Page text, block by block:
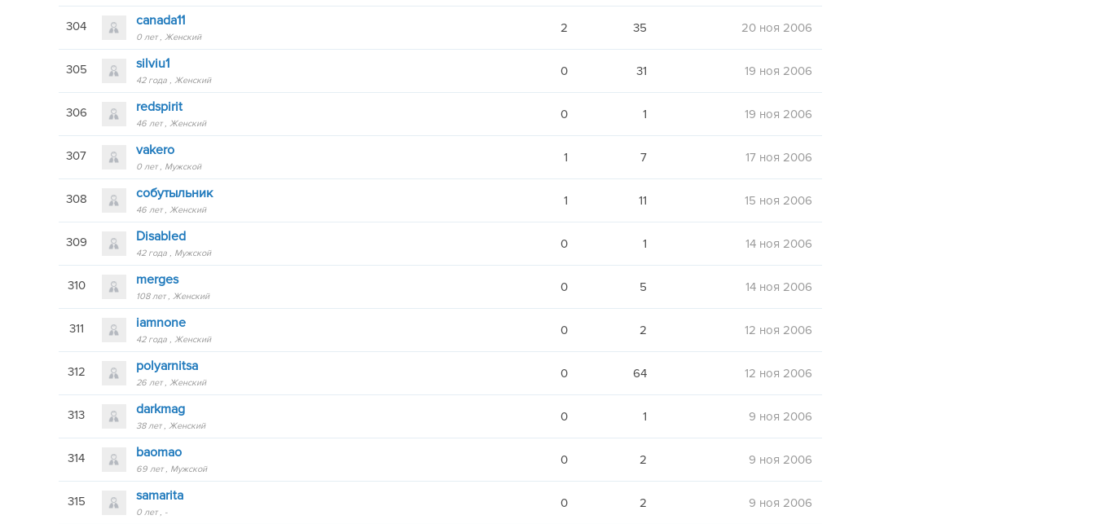
304 canada11
0 лет Женский
2 35 20 ноя 2006
305 silviu1
42 года Женский
0 31 19 ноя 2006
306 redspirit
46 лет Женский
0 1 19 ноя 2006
307 vakero
0 лет Мужской
1 7 17 ноя 2006
308 собутыльник
46 лет Женский
1 11 15 ноя 2006
309 Disabled
42 года Мужской
0 1 14 ноя 2006
310 merges
108 лет Женский
0 5 14 ноя 2006
311 iamnone
42 года Женский
0 2 12 ноя 2006
312 polyarnitsa
26 лет Женский
0 64 12 ноя 2006
313 darkmag
38 лет Женский
0 1 9 ноя 2006
314 baomao
69 лет Мужской
0 2 9 ноя 2006
315 samarita
0 лет -
0 2 9 ноя 2006